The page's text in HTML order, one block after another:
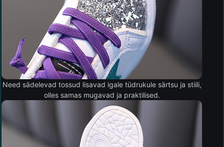
Need sädelevad tossud lisavad igale tüdrukule särtsu ja stiili,
olles samas mugavad ja praktilised.